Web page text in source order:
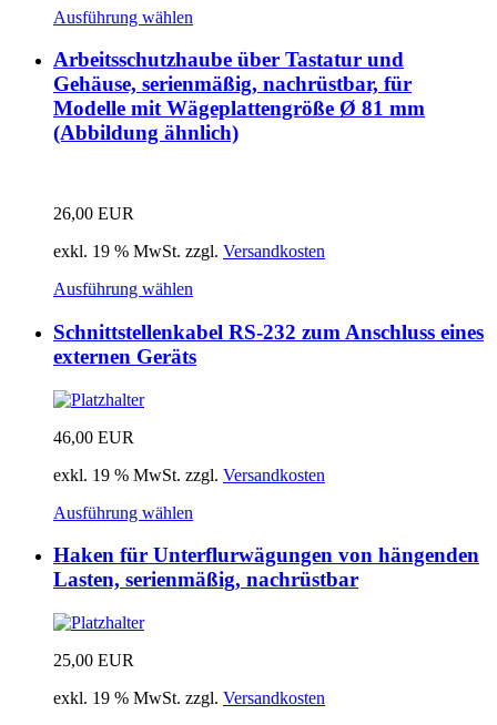
Ausführung wählen
Arbeitsschutzhaube über Tastatur und
Gehäuse, serienmäßig, nachrüstbar, für
Modelle mit Wägeplattengröße Ø 81 mm
(Abbildung ähnlich)
26,00 EUR
exkl. 19 % MwSt. zzgl. Versandkosten
Ausführung wählen
Schnittstellenkabel RS-232 zum Anschluss eines
externen Geräts
46,00 EUR
exkl. 19 % MwSt. zzgl. Versandkosten
Ausführung wählen
Haken für Unterflurwägungen von hängenden
Lasten, serienmäßig, nachrüstbar
25,00 EUR
exkl. 19 % MwSt. zzgl. Versandkosten